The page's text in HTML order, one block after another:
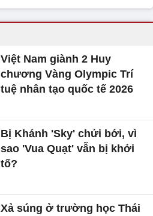
Việt Nam giành 2 Huy
chương Vàng Olympic Trí
tuệ nhân tạo quốc tế 2026
Bị Khánh 'Sky' chửi bới, vì
sao 'Vua Quạt' vẫn bị khởi
tố?
Xả súng ở trường học Thái